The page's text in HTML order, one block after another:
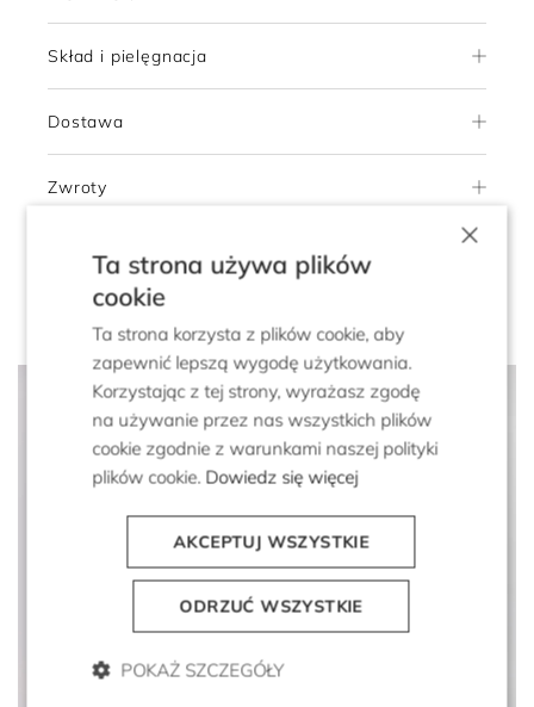
Skład i pielęgnacja
Dostawa
Zwroty
4.8
merynosowej z dekoltem V
×
Ta strona używa plików
cookie
Ta strona korzysta z plików cookie, aby
zapewnić lepszą wygodę użytkowania.
Korzystając z tej strony, wyrażasz zgodę
na używanie przez nas wszystkich plików
cookie zgodnie z warunkami naszej polityki
plików cookie. Dowiedz się więcej
AKCEPTUJ WSZYSTKIE
ODRZUĆ WSZYSTKIE
POKAŻ SZCZEGÓŁY